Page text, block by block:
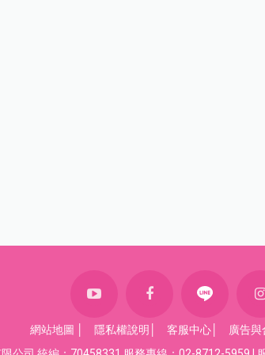
網站地圖 隱私權說明 客服中心 廣告與